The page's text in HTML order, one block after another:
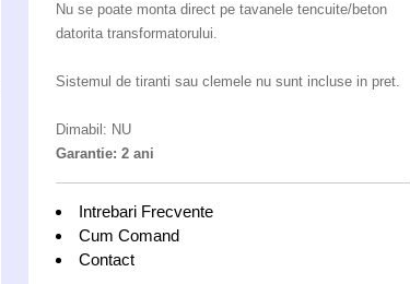
Nu se poate monta direct pe tavanele tencuite/beton
datorita transformatorului.
Sistemul de tiranti sau clemele nu sunt incluse in pret.
Dimabil: NU
Garantie: 2 ani
Intrebari Frecvente
Cum Comand
Contact